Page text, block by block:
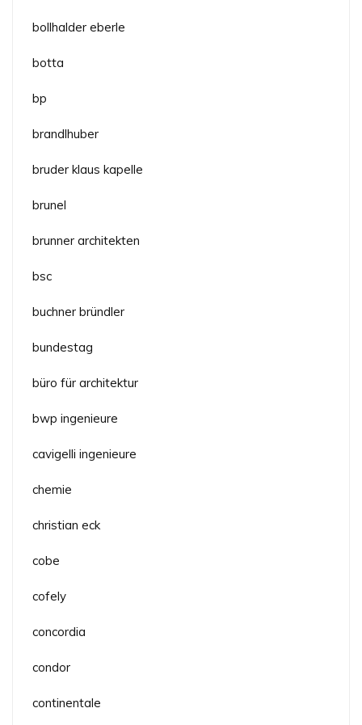
bollhalder eberle
botta
bp
brandlhuber
bruder klaus kapelle
brunel
brunner architekten
bsc
buchner bründler
bundestag
büro für architektur
bwp ingenieure
cavigelli ingenieure
chemie
christian eck
cobe
cofely
concordia
condor
continentale